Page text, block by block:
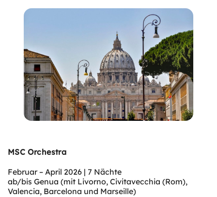
MSC Orchestra
Februar – April 2026 | 7 Nächte
ab/bis Genua (mit Livorno, Civitavecchia (Rom),
Valencia, Barcelona und Marseille)